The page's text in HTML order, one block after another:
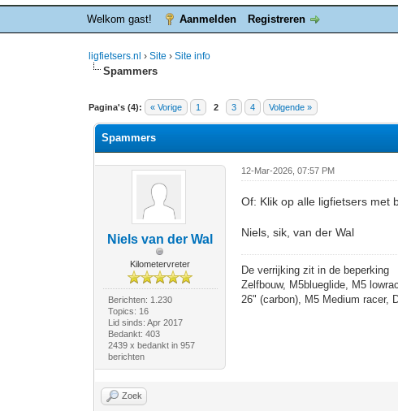
Welkom gast! Aanmelden Registreren
ligfietsers.nl ›Site›Site info
Spammers
Pagina's (4): « Vorige 1 2 3 4 Volgende »
0 stemmen - gemiddelde waardering is 0
1
2
3
4
5
Spammers
Niels van der Wal
Kilometervreter
Berichten: 1.230
Topics: 16
Lid sinds: Apr 2017
Bedankt: 403
2439 x bedankt in 957
berichten
12-Mar-2026, 07:57 PM
Of: Klik op alle ligfietsers met
Niels, sik, van der Wal
De verrijking zit in de beperking
Zelfbouw, M5blueglide, M5
26" (carbon), M5 Medium racer,
Zoek